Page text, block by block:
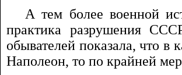
А тем более военной
практика разрушения
обывателей показала, что в
Наполеон, то по крайней